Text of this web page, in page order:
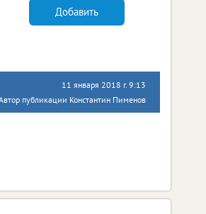
Добавить
11 января 2018 г. 9:13
публикации Константин Пименов